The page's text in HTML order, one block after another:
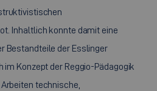
Inhaltlich konnte damit eine
Bestandteile der Esslinger
Konzept der Reggio-Pädagogik
technische,